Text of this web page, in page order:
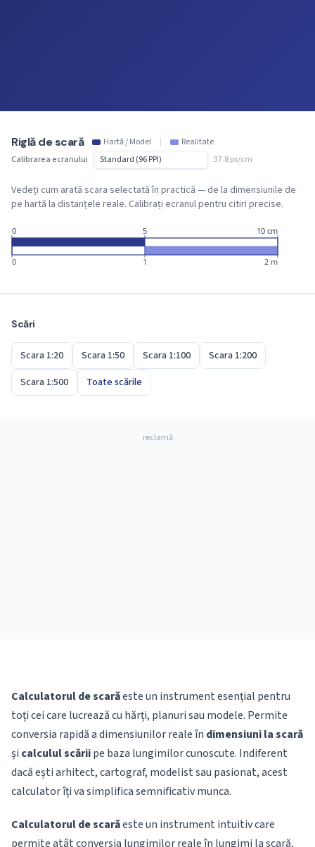
Riglă de scară Hartă / Model |
Realitate
Calibrarea ecranului
37.8 px/cm
Vedeți cum arată scara selectată în practică — de la dimensiunile de
pe hartă la distanțele reale. Calibrați ecranul pentru citiri precise.
0
0
5
1
10 cm
2 m
Scări
Scara 1:20 Scara 1:50 Scara 1:100
Scara 1:200
Scara 1:500
Toate scările
reclamă
Calculatorul de scarăeste un instrument esențial pentru
toți cei care lucrează cu hărți, planuri sau modele. Permite
conversia rapidă a dimensiunilor reale în dimensiuni la scară
și calculul scăriipe baza lungimilor cunoscute. Indiferent
dacă ești arhitect, cartograf, modelist sau pasionat, acest
calculator îți va simplifica semnificativ munca.
Calculatorul de scarăeste un instrument intuitiv care
permite atât conversia lungimilor reale în lungimi la scară,